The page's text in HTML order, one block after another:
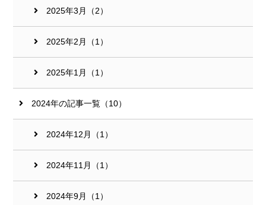
2025年3月（2）
2025年2月（1）
2025年1月（1）
2024年の記事一覧（10）
2024年12月（1）
2024年11月（1）
2024年9月（1）